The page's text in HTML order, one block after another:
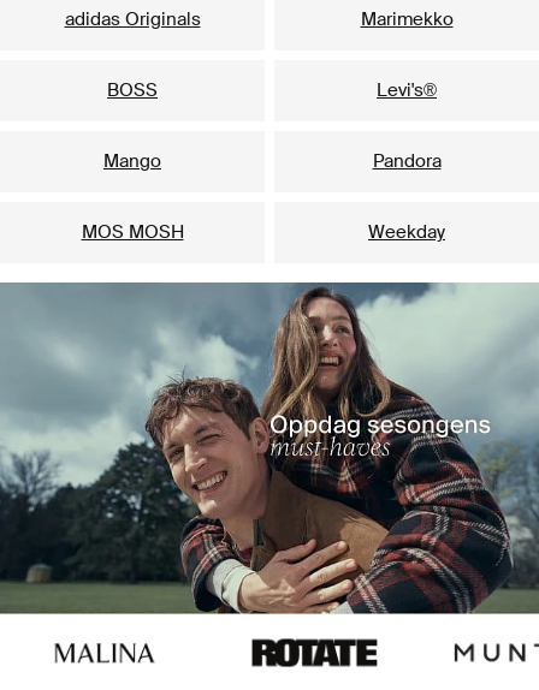
adidas Originals Marimekko
BOSS Levi's®
Mango Pandora
MOS MOSH Weekday